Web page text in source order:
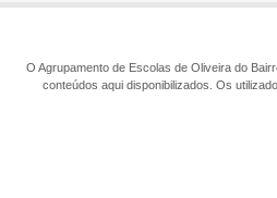
O Agrupamento de Escolas de Oliveira do
conteúdos aqui disponibilizados. Os